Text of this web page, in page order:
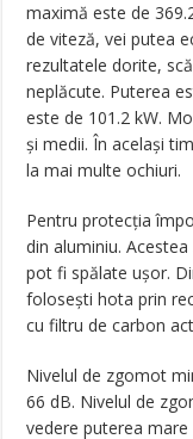
maximă este de
de viteză, vei putea
rezultatele dorite,
neplăcute. Puterea
este de 101.2 kW.
și medii. În același
la mai multe ochiuri.
Pentru protecția
din aluminiu.
pot fi spălate ușor.
folosești hota prin
cu filtru de carbon
Nivelul de zgomot
66 dB. Nivelul de
vedere puterea